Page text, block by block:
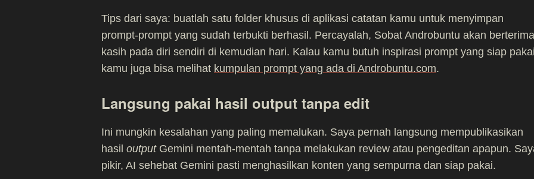
Tips dari saya: buatlah satu folder khusus di aplikasi catatan kamu untuk menyimpan
prompt-prompt yang sudah terbukti berhasil. Percayalah, Sobat Androbuntu akan berterima
kasih pada diri sendiri di kemudian hari. Kalau kamu butuh inspirasi prompt yang siap
kamu juga bisa melihat kumpulan prompt yang ada di Androbuntu.com.
Langsung pakai hasil output tanpa edit
Ini mungkin kesalahan yang paling memalukan. Saya pernah langsung mempublikasikan
hasil outputGemini mentah-mentah tanpa melakukan review atau pengeditan apapun.
pikir, AI sehebat Gemini pasti menghasilkan konten yang sempurna dan siap pakai.